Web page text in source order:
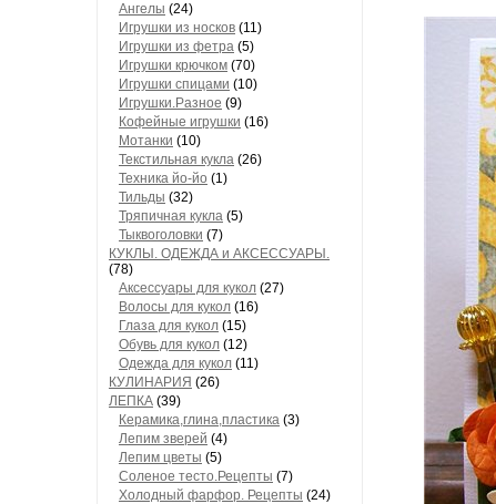
Ангелы (24)
Игрушки из носков (11)
Игрушки из фетра (5)
Игрушки крючком (70)
Игрушки спицами (10)
Игрушки.Разное (9)
Кофейные игрушки (16)
Мотанки (10)
Текстильная кукла (26)
Техника йо-йо (1)
Тильды (32)
Тряпичная кукла (5)
Тыквоголовки (7)
КУКЛЫ. ОДЕЖДА и АКСЕССУАРЫ.
(78)
Аксессуары для кукол (27)
Волосы для кукол (16)
Глаза для кукол (15)
Обувь для кукол (12)
Одежда для кукол (11)
КУЛИНАРИЯ (26)
ЛЕПКА (39)
Керамика,глина,пластика (3)
Лепим зверей (4)
Лепим цветы (5)
Соленое тесто.Рецепты (7)
Холодный фарфор. Рецепты (24)